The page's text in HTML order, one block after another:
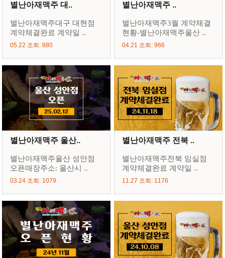
별난아재맥주 대..
별난아재맥주대구 대현점
계약체결완료 계약일 ..
05.22 조회: 880
별난아재맥주 ..
별난아재맥주3월 계약체결
현황-별난아재맥주울산 ..
04.21 조회: 966
별난아재맥주 울산..
별난아재맥주울산 성안점
오픈매장주소: 울산시 ..
03.24 조회: 1079
별난아재맥주 전북 ..
별난아재맥주전북 임실점
계약체결완료 계약일 ..
11.27 조회: 1176